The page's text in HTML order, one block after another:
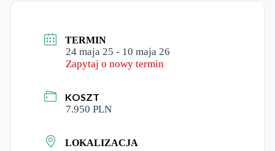
TERMIN
24 maja 25 - 10 maja 26
Zapytaj o nowy termin
KOSZT
7.950 PLN
LOKALIZACJA